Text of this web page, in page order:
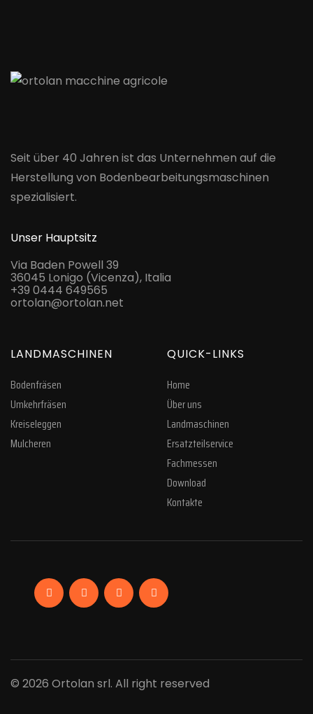
Seit über 40 Jahren ist das Unternehmen auf die
Herstellung von Bodenbearbeitungsmaschinen
spezialisiert.
Unser Hauptsitz
Via Baden Powell 39
36045 Lonigo (Vicenza), Italia
+39 0444 649565
ortolan@ortolan.net
LANDMASCHINEN
Bodenfräsen
Umkehrfräsen
Kreiseleggen
Mulcheren
QUICK-LINKS
Home
Über uns
Landmaschinen
Ersatzteilservice
Fachmessen
Download
Kontakte
FacebookLinkedinInstagramYouTube
© 2026 Ortolan srl. All right reserved